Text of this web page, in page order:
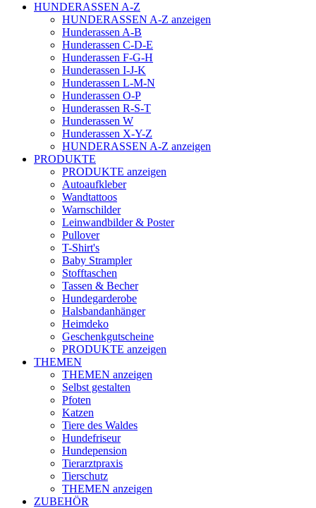
HUNDERASSEN A-Z
HUNDERASSEN A-Z anzeigen
Hunderassen A-B
Hunderassen C-D-E
Hunderassen F-G-H
Hunderassen I-J-K
Hunderassen L-M-N
Hunderassen O-P
Hunderassen R-S-T
Hunderassen W
Hunderassen X-Y-Z
HUNDERASSEN A-Z anzeigen
PRODUKTE
PRODUKTE anzeigen
Autoaufkleber
Wandtattoos
Warnschilder
Leinwandbilder & Poster
Pullover
T-Shirt's
Baby Strampler
Stofftaschen
Tassen & Becher
Hundegarderobe
Halsbandanhänger
Heimdeko
Geschenkgutscheine
PRODUKTE anzeigen
THEMEN
THEMEN anzeigen
Selbst gestalten
Pfoten
Katzen
Tiere des Waldes
Hundefriseur
Hundepension
Tierarztpraxis
Tierschutz
THEMEN anzeigen
ZUBEHÖR